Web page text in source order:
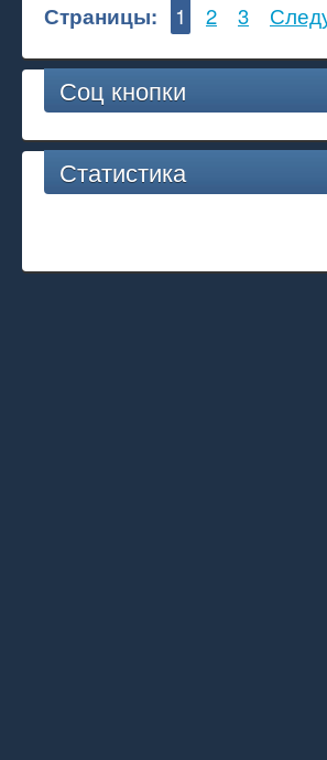
Страницы: 1 2 3
Соц кнопки
Статистика